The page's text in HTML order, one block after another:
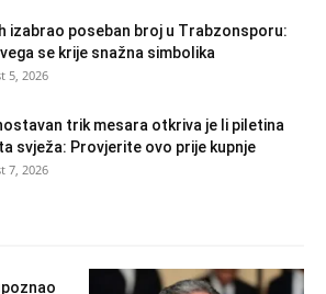
izabrao poseban broj u Trabzonsporu:
se krije snažna simbolika
5, 2026
trik mesara otkriva je li piletina
svježa: Provjerite ovo prije kupnje
7, 2026